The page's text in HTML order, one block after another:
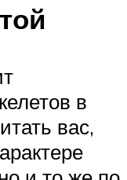
в
вас,